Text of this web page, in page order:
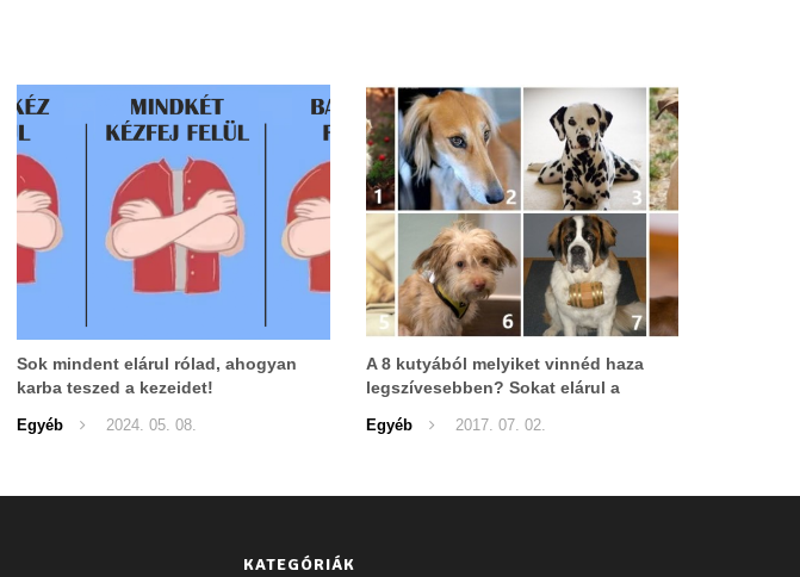
Sok mindent elárul rólad, ahogyan
karba teszed a kezeidet!
Egyéb 2024. 05. 08.
A 8 kutyából melyiket vinnéd haza
legszívesebben? Sokat elárul a
Egyéb 2017. 07. 02.
KATEGÓRIÁK